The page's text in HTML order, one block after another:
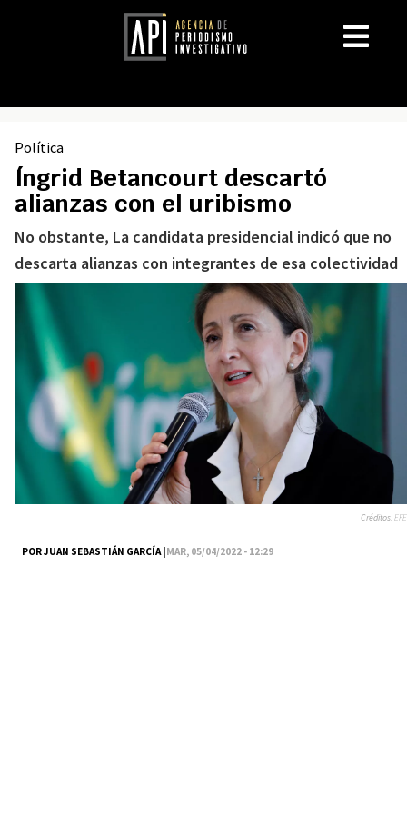
Política
Íngrid Betancourt descartó
alianzas con el uribismo
No obstante, La candidata presidencial indicó que no
descarta alianzas con integrantes de esa colectividad
POR JUAN SEBASTIÁN GARCÍA |MAR, 05/04/2022 - 12:29
Créditos:EFE